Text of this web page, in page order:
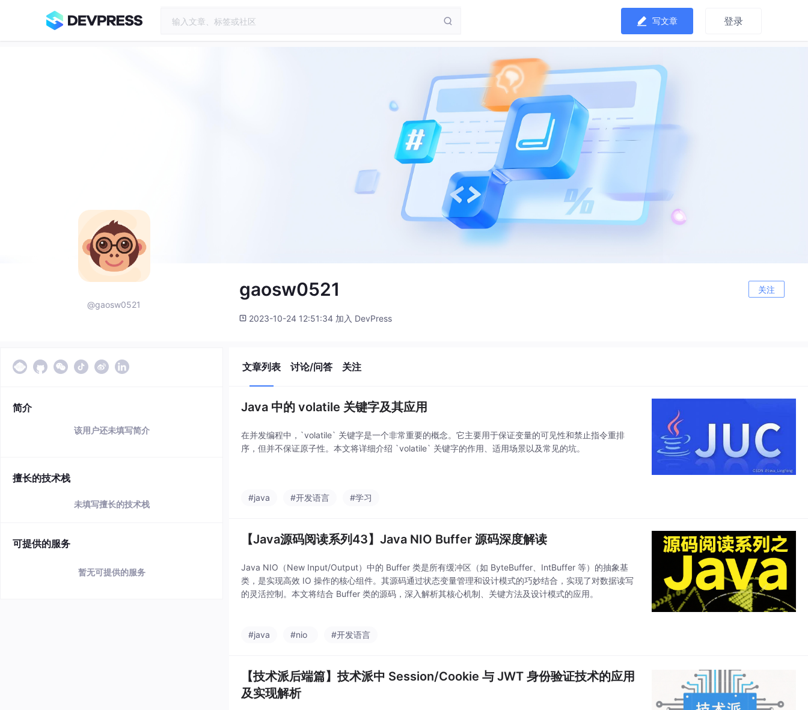
写文章 登录
@gaosw0521
gaosw0521 关注
2023-10-24 12:51:34 加入 DevPress
简介
该用户还未填写简介
擅长的技术栈
未填写擅长的技术栈
可提供的服务
暂无可提供的服务
文章列表 讨论/问答 关注
Java 中的 volatile 关键字及其应用
在并发编程中，`volatile` 关键字是一个非常重要的概念。它主要用于保证变量的可见性和禁止指令重排
序，但并不保证原子性。本文将详细介绍 `volatile` 关键字的作用、适用场景以及常见的坑。
#java #开发语言 #学习
【Java源码阅读系列43】Java NIO Buffer 源码深度解读
Java NIO（New Input/Output）中的 Buffer 类是所有缓冲区（如 ByteBuffer、IntBuffer 等）的抽象基
类，是实现高效 IO 操作的核心组件。其源码通过状态变量管理和设计模式的巧妙结合，实现了对数据读写
的灵活控制。本文将结合 Buffer 类的源码，深入解析其核心机制、关键方法及设计模式的应用。
#java #nio #开发语言
【技术派后端篇】技术派中 Session/Cookie 与 JWT 身份验证技术的应用
及实现解析